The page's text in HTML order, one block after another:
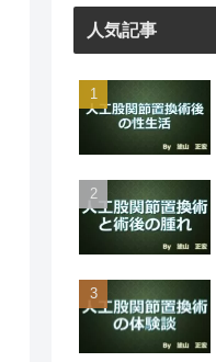
人気記事